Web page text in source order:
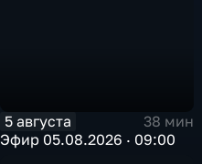
5 августа
38 мин
Эфир 05.08.2026 · 09:00